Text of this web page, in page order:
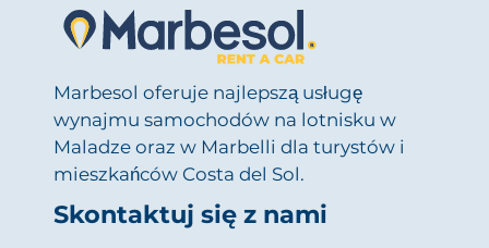
Marbesol oferuje najlepszą usługę
wynajmu samochodów na lotnisku w
Maladze oraz w Marbelli dla turystów i
mieszkańców Costa del Sol.
Skontaktuj się z nami